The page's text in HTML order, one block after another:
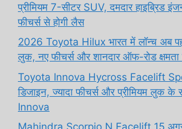
प्रीमियम 7-सीटर SUV, दमदार हाइब्रिड
फीचर्स से होगी लैस
2026 Toyota Hilux भारत में लॉन्च अब
लुक, नए फीचर्स और शानदार ऑफ-रोड
Toyota Innova Hycross Facelift
डिजाइन, ज्यादा फीचर्स और प्रीमियम लुक के
Innova